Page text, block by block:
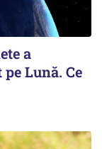
a
Lună. Ce